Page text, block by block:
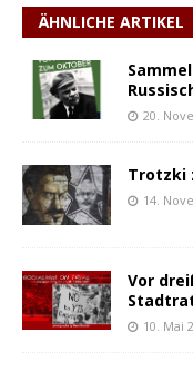
ÄHNLICHE ARTIKEL
20.
Trotzki
14.
Vor
10. Mai